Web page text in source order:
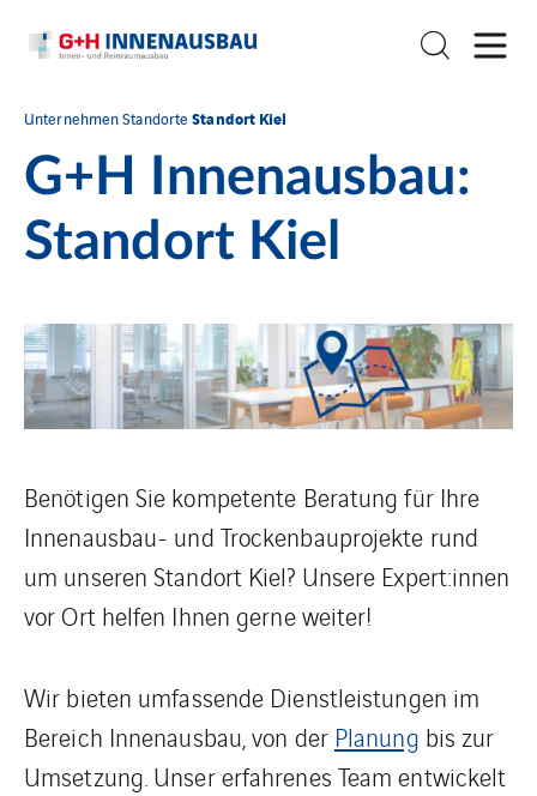
UnternehmenStandorte Standort Kiel
G+H Innenausbau:
Standort Kiel
Benötigen Sie kompetente Beratung für Ihre
Innenausbau- und Trockenbauprojekte rund
um unseren Standort Kiel? Unsere Expert:innen
vor Ort helfen Ihnen gerne weiter!
Wir bieten umfassende Dienstleistungen im
Bereich Innenausbau, von der Planung bis zur
Umsetzung. Unser erfahrenes Team entwickelt